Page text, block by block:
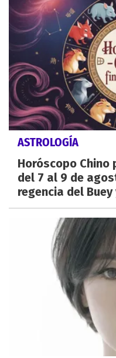
ASTROLOGÍA
Horóscopo Chino
del 7 al 9 de
regencia del Buey